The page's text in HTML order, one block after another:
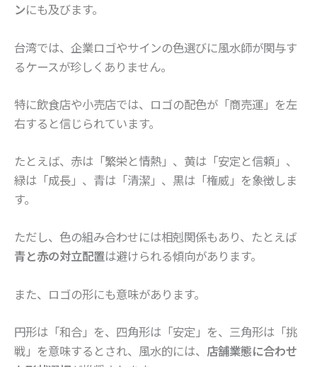
ンにも及びます。
台湾では、企業ロゴやサインの色選びに風水師が関与す
るケースが珍しくありません。
特に飲食店や小売店では、ロゴの配色が「商売運」を左
右すると信じられています。
たとえば、赤は「繁栄と情熱」、黄は「安定と信頼」、
緑は「成長」、青は「清潔」、黒は「権威」を象徴しま
す。
ただし、色の組み合わせには相剋関係もあり、たとえば
青と赤の対立配置は避けられる傾向があります。
また、ロゴの形にも意味があります。
円形は「和合」を、四角形は「安定」を、三角形は「挑
戦」を意味するとされ、風水的には、 店舗業態に合わせ